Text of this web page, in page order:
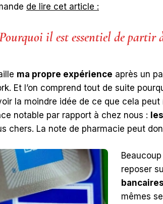
de lire cet article :
il est essentiel de partir
ma propre expérience après un
Et l’on comprend tout de suite
la moindre idée de ce que cela
notable par rapport à chez nous :
chers. La note de pharmacie peut
reposer
bancaires
mêmes